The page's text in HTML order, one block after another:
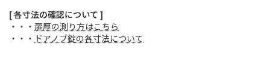
[ 各寸法の確認について ]
・・・ 扉厚の測り方はこちら
・・・ ドアノブ錠の各寸法について